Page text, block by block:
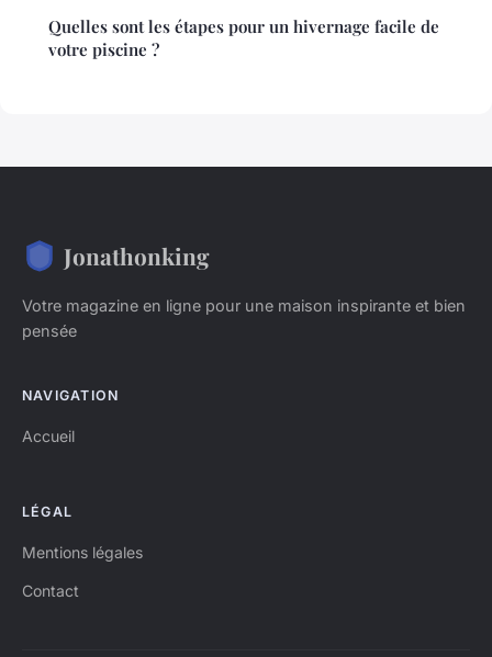
Quelles sont les étapes pour un hivernage facile de
votre piscine ?
Jonathonking
Votre magazine en ligne pour une maison inspirante et bien
pensée
NAVIGATION
Accueil
LÉGAL
Mentions légales
Contact